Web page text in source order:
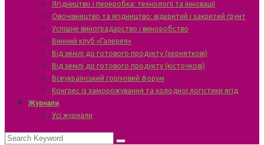
Ягідництво і переробка: технології та інновації
Овочівництво та ягідництво: відкритий і закритий ґрунт
Успішне виноградарство і виноробство
Винний клуб «Галерея»
Від землі до готового продукту (зерняткові)
Від землі до готового продукту (кісточкові)
Всеукраїнський горіховий форум
Конгрес із заморожування та холодної логістики ягід
Журнали
Усі журнали